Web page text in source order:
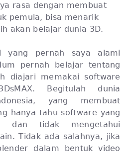
rasa dengan membuat
pemula, bisa menarik
akan belajar dunia 3D.
yang pernah saya alami
pernah belajar tentang
diajari memakai software
Begitulah dunia
yang membuat
hanya tahu software yang
dan tidak mengetahui
Tidak ada salahnya, jika
dalam bentuk video